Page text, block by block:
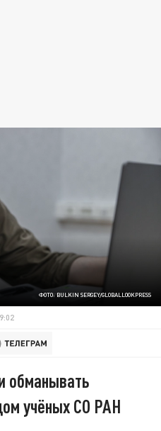
ФОТО: BULKIN SERGEY/GLOBALLOOKPRESS
обманывать
учёных СО РАН